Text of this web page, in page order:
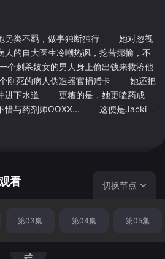
另类不羁，做事独断独行 她对忽视
人的自大医生冷嘲热讽，挖苦揶揄，不
刺杀妓女的男人身上偷出钱来救济他
死的病人伪造器官捐赠卡 她还把
进下水道 更糟的是，她更嗑药成
惜与药剂师OOXX... 这便是Jackie
度从女性视角出发，深度探讨生命无
独行，不拘小节表现的淋漓尽致。
看 切换节点
第03集 第04集 第05集